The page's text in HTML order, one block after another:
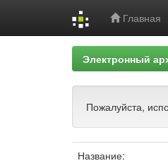
Главная
Электронный
Пожалуйста,
Название: